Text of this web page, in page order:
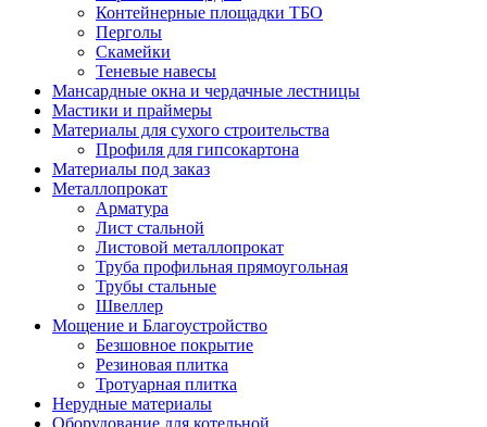
Контейнерные площадки ТБО
Перголы
Скамейки
Теневые навесы
Мансардные окна и чердачные лестницы
Мастики и праймеры
Материалы для сухого строительства
Профиля для гипсокартона
Материалы под заказ
Металлопрокат
Арматура
Лист стальной
Листовой металлопрокат
Труба профильная прямоугольная
Трубы стальные
Швеллер
Мощение и Благоустройство
Безшовное покрытие
Резиновая плитка
Тротуарная плитка
Нерудные материалы